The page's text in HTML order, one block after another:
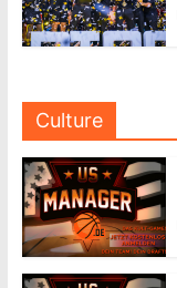
Culture